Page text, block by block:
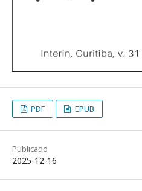
PDF EPUB
Publicado
2025-12-16